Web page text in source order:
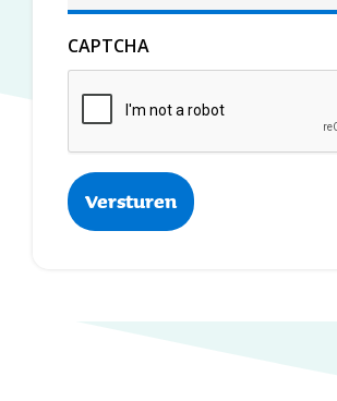
CAPTCHA